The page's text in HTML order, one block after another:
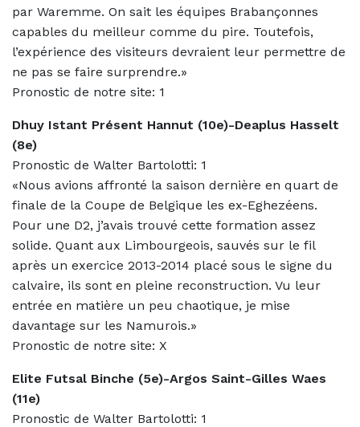
par Waremme. On sait les équipes Brabançonnes
capables du meilleur comme du pire. Toutefois,
l’expérience des visiteurs devraient leur permettre de
ne pas se faire surprendre.»
Pronostic de notre site: 1
Dhuy Istant Présent Hannut (10e)-Deaplus Hasselt
(8e)
Pronostic de Walter Bartolotti: 1
«Nous avions affronté la saison dernière en quart de
finale de la Coupe de Belgique les ex-Eghezéens.
Pour une D2, j’avais trouvé cette formation assez
solide. Quant aux Limbourgeois, sauvés sur le fil
après un exercice 2013-2014 placé sous le signe du
calvaire, ils sont en pleine reconstruction. Vu leur
entrée en matière un peu chaotique, je mise
davantage sur les Namurois.»
Pronostic de notre site: X
Elite Futsal Binche (5e)-Argos Saint-Gilles Waes
(11e)
Pronostic de Walter Bartolotti: 1